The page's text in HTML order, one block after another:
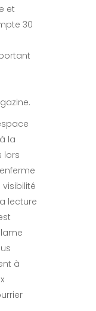
et
30
la
lors
lecture
à